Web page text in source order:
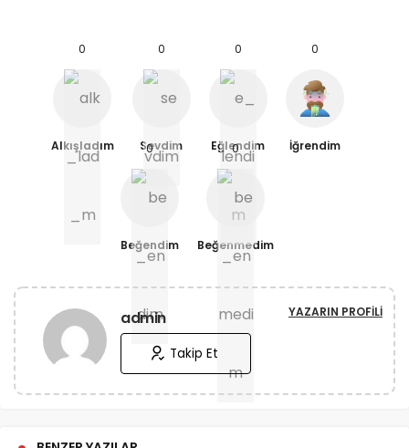
0
Alkışladım
0
Sevdim
0
Eğlendim
0
İğrendim
0
Beğendim
0
Beğenmedim
admin YAZARIN PROFILI
Takip Et